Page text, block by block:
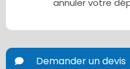
annuler votre
Demander un devis